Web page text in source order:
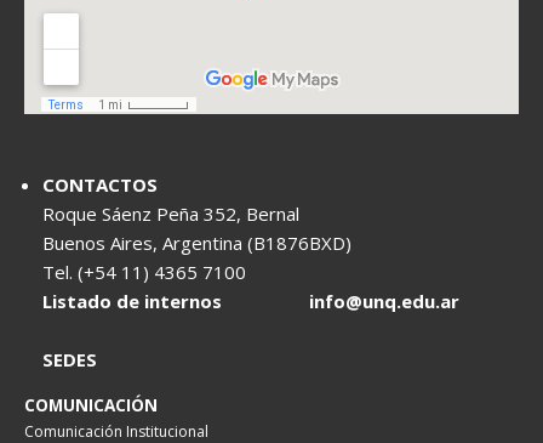
CONTACTOS
Roque Sáenz Peña 352, Bernal
Buenos Aires, Argentina (B1876BXD)
Tel. (+54 11) 4365 7100
Listado de internos
info@unq.edu.ar
SEDES
COMUNICACIÓN
Comunicación Institucional